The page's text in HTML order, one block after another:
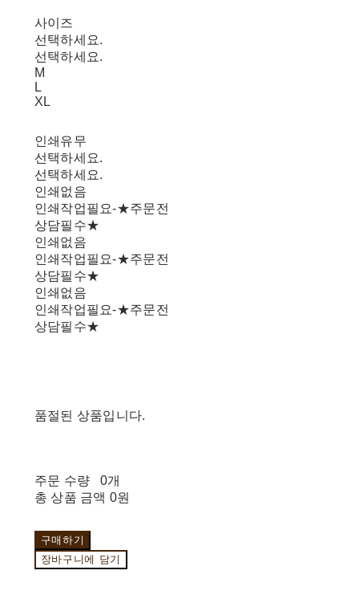
사이즈
선택하세요.
선택하세요.
M
L
XL
인쇄유무
선택하세요.
선택하세요.
인쇄없음
인쇄작업필요-★주문전
상담필수★
인쇄없음
인쇄작업필요-★주문전
상담필수★
인쇄없음
인쇄작업필요-★주문전
상담필수★
품절된 상품입니다.
주문 수량
0개
총 상품 금액 0원
구매하기
장바구니에 담기